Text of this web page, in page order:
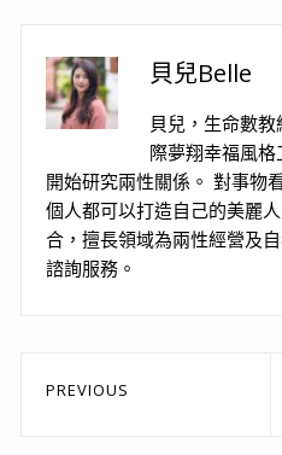
貝兒Belle
貝兒，生命數
際夢翔幸福風
開始研究兩性關係。 對事物
個人都可以打造自己的美麗
合，擅長領域為兩性經營及
諮詢服務。
文
PREVIOUS